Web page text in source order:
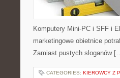
Komputery Mini-PC i SFF i
marketingowe obietnice
Zamiast pustych sloganów
CATEGORIES: KIEROWCY Z